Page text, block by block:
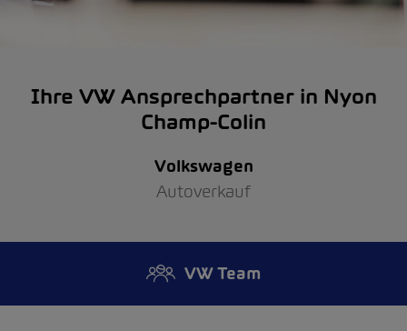
Ihre VW Ansprechpartner in Nyon
Champ-Colin
Volkswagen
Autoverkauf
VW Team